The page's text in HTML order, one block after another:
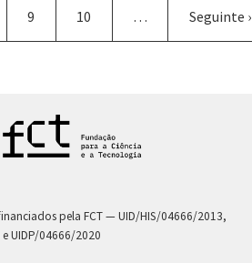
Página
9 Página
10 …
Próxima
página
Seguinte ›
pela FCT — UID/HIS/04666/2013,
e UIDP/04666/2020